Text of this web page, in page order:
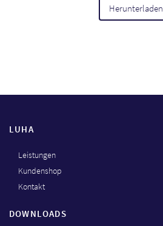
Herunterladen
LUHA
Leistungen
Kundenshop
Kontakt
DOWNLOADS